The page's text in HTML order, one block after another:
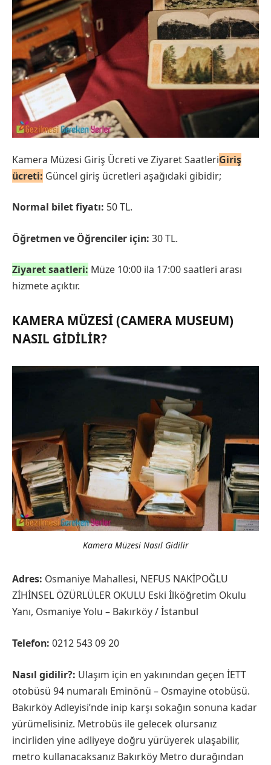
Kamera Müzesi Giriş Ücreti ve Ziyaret SaatleriGiriş
ücreti: Güncel giriş ücretleri aşağıdaki gibidir;
Normal bilet fiyatı: 50 TL.
Öğretmen ve Öğrenciler için: 30 TL.
Ziyaret saatleri: Müze 10:00 ila 17:00 saatleri arası
hizmete açıktır.
KAMERA MÜZESI (CAMERA MUSEUM)
NASIL GIDILIR?
Kamera Müzesi Nasıl Gidilir
Adres: Osmaniye Mahallesi, NEFUS NAKİPOĞLU
ZİHİNSEL ÖZÜRLÜLER OKULU Eski İlköğretim Okulu
Yanı, Osmaniye Yolu – Bakırköy / İstanbul
Telefon: 0212 543 09 20
Nasıl gidilir?: Ulaşım için en yakınından geçen İETT
otobüsü 94 numaralı Eminönü – Osmayine otobüsü.
Bakırköy Adleyisi’nde inip karşı sokağın sonuna kadar
yürümelisiniz. Metrobüs ile gelecek olursanız
incirliden yine adliyeye doğru yürüyerek ulaşabilir,
metro kullanacaksanız Bakırköy Metro durağından